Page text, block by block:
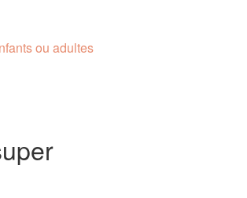
ou adultes